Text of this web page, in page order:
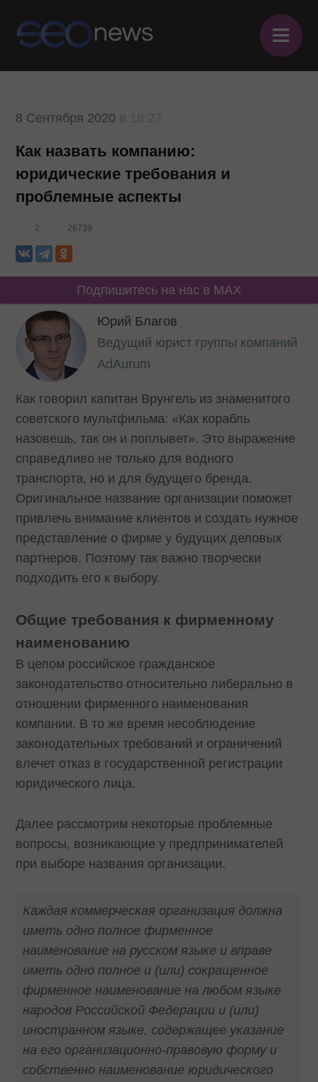
≡
8 Сентября 2020
Как назвать компанию:
юридические требования и
проблемные аспекты
2 26739
Подпишитесь на нас в MAX
Юрий Благов
Ведущий юрист группы компаний
AdAurum
Как говорил капитан Врунгель из знаменитого
советского мультфильма: «Как корабль
назовешь, так он и поплывет». Это выражение
справедливо не только для водного
транспорта, но и для будущего бренда.
Оригинальное название организации поможет
привлечь внимание клиентов и создать нужное
представление о фирме у будущих деловых
партнеров. Поэтому так важно творчески
подходить его к выбору.
Общие требования к фирменному
наименованию
В целом российское гражданское
законодательство относительно либерально в
отношении фирменного наименования
компании. В то же время несоблюдение
законодательных требований и ограничений
влечет отказ в государственной регистрации
юридического лица.
Далее рассмотрим некоторые проблемные
вопросы, возникающие у предпринимателей
при выборе названия организации.
Каждая коммерческая организация должна
иметь одно полное фирменное
наименование на русском языке и вправе
иметь одно полное и (или) сокращенное
фирменное наименование на любом языке
народов Российской Федерации и (или)
иностранном языке, содержащее указание
на его организационно-правовую форму и
собственно наименование юридического